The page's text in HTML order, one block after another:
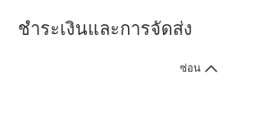
ชำระเงินและการจัดส่ง
ซ่อน